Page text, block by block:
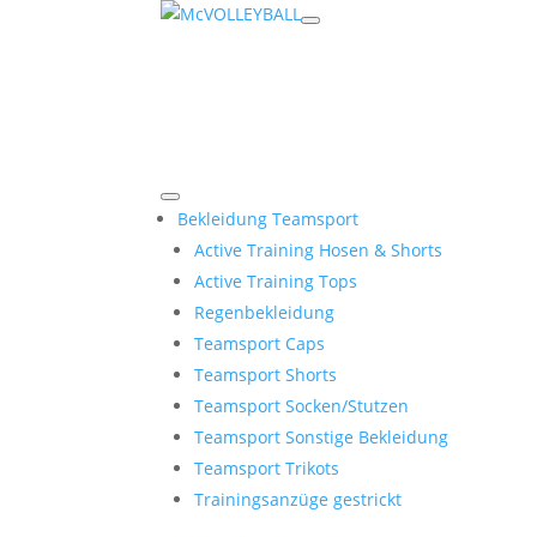
Bekleidung Teamsport
Active Training Hosen & Shorts
Active Training Tops
Regenbekleidung
Teamsport Caps
Teamsport Shorts
Teamsport Socken/Stutzen
Teamsport Sonstige Bekleidung
Teamsport Trikots
Trainingsanzüge gestrickt